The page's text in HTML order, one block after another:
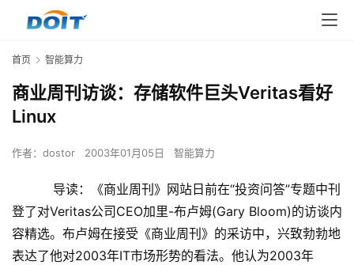
首页 智能算力
商业周刊访谈：存储软件巨头Veritas看好
Linux
作者： dostor 2003年01月05日 智能算力
导读：《商业周刊》网站日前在“投资问答”专题中刊
登了对Veritas公司CEO加里-布卢姆(Gary Bloom)的访谈内
容精选。布卢姆在接受《商业周刊》的采访中，兴致勃勃地
表达了他对2003年IT市场形势的看法。他认为2003年